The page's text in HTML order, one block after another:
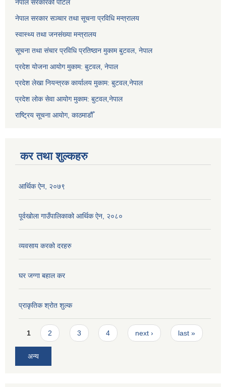
नेपाल सरकारको पोर्टल
नेपाल सरकार सञ्‍चार तथा सूचना प्रविधि मन्त्रालय
स्वास्थ्य तथा जनसंख्या मन्त्रालय
सूचना तथा संचार प्रविधि प्रतिष्ठान मुकाम बुटवल, नेपाल
प्रदेश योजना आयोग मुकाम: बुटवल, नेपाल
प्रदेश लेखा नियन्त्रक कार्यालय मुकाम: बुटवल,नेपाल
प्रदेश लोक सेवा आयोग मुकाम: बुटवल,नेपाल
राष्ट्रिय सूचना आयोग, काठमाडौँ
कर तथा शुल्कहरु
आर्थिक ऐन, २०७९
पूर्वखोला गाउँपालिकाको आर्थिक ऐन, २०८०
व्यवसाय करको दरहरु
घर जग्गा बहाल कर
प्राकृतिक श्रोत शुल्क
Pages
1 2 3 4 next › last »
अन्य